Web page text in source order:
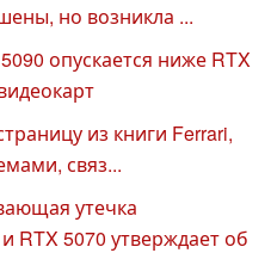
но возникла ...
опускается ниже RTX
из книги Ferrari,
связ...
утечка
RTX 5070 утверждает об